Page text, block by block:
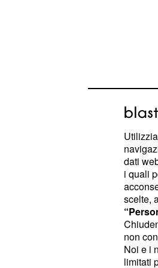
Ora, con il
comma 1,
lecita
nuova
stata
stato
al
Europea.
euro
dati
i quali
scelte,
non
Noi e i
limitati